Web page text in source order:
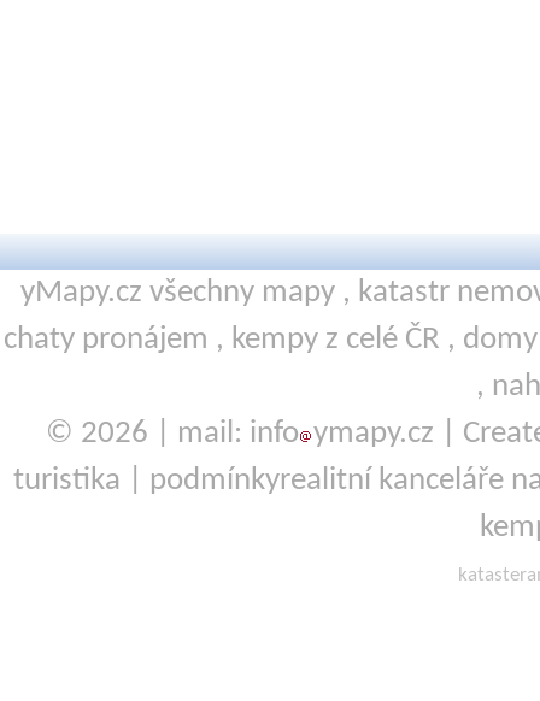
yMapy.cz všechny mapy , katastr
chaty pronájem , kempyz celé ČR ,
,
© 2026 | mail: info ymapy.cz |
turistika
podmínkyrealitní kanceláře